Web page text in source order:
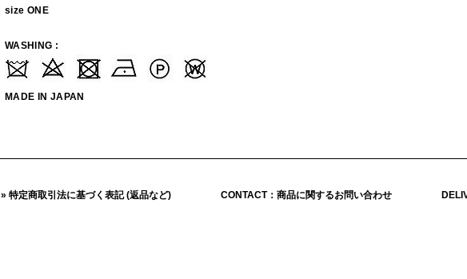
size ONE
WASHING :
MADE IN JAPAN
» 特定商取引法に基づく表記 (返品など) CONTACT：商品に関するお問い合わせ